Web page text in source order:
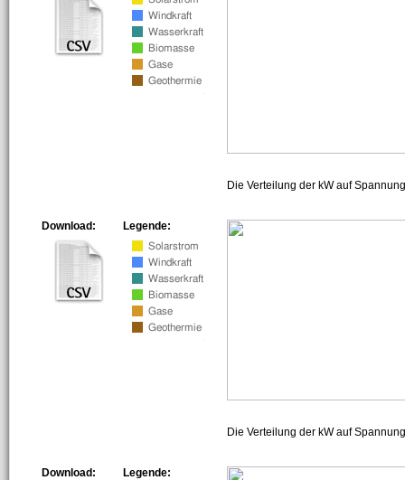
Die Verteilung der kW auf
Legende:
Download:
Die Verteilung der kW auf
Legende:
Download: